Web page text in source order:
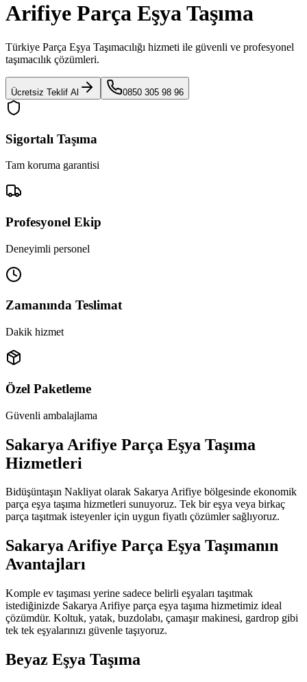
Arifiye Parça Eşya Taşıma
Türkiye Parça Eşya Taşımacılığı hizmeti ile güvenli ve profesyonel
taşımacılık çözümleri.
Ücretsiz Teklif Al 0850 305 98 96
Sigortalı Taşıma
Tam koruma garantisi
Profesyonel Ekip
Deneyimli personel
Zamanında Teslimat
Dakik hizmet
Özel Paketleme
Güvenli ambalajlama
Sakarya Arifiye Parça Eşya Taşıma
Hizmetleri
Bidüşüntaşın Nakliyat olarak Sakarya Arifiye bölgesinde ekonomik
parça eşya taşıma hizmetleri sunuyoruz. Tek bir eşya veya birkaç
parça taşıtmak isteyenler için uygun fiyatlı çözümler sağlıyoruz.
Sakarya Arifiye Parça Eşya Taşımanın
Avantajları
Komple ev taşıması yerine sadece belirli eşyaları taşıtmak
istediğinizde Sakarya Arifiye parça eşya taşıma hizmetimiz ideal
çözümdür. Koltuk, yatak, buzdolabı, çamaşır makinesi, gardrop gibi
tek tek eşyalarınızı güvenle taşıyoruz.
Beyaz Eşya Taşıma